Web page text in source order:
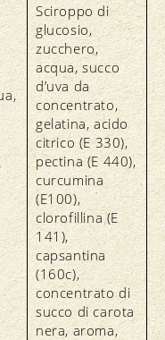
Sciroppo di
glucosio,
zucchero,
acqua, succo
d’uva da
concentrato,
gelatina, acido
citrico (E 330),
pectina (E 440),
curcumina
(E100),
clorofillina (E
141),
capsantina
(160c),
concentrato di
succo di carota
nera, aroma,